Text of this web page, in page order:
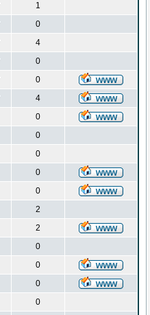
1
0
4
0
0
4
0
0
0
0
0
2
2
0
0
0
0